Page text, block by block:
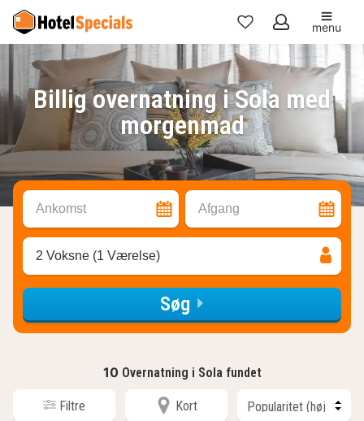
Mine
favoritter
menu
Billig overnatning i Sola med
morgenmad
Ankomst Afgang
2 Voksne (1 Værelse)
Søg
10 Overnatning i Sola fundet
Filtre Kort